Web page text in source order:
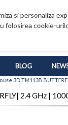
si personaliza
folosirea cookie-
BLOG
3D TM113B
2.4 GHz |